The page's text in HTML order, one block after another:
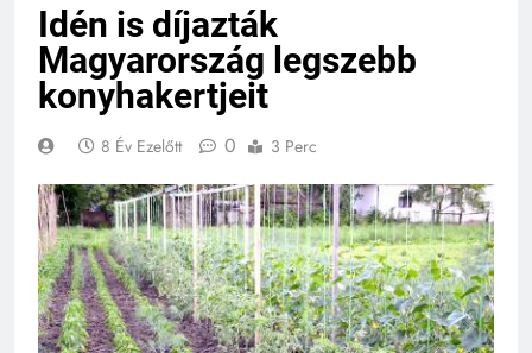
Idén is díjazták
Magyarország legszebb
konyhakertjeit
8 Év Ezelőtt 0 3 Perc